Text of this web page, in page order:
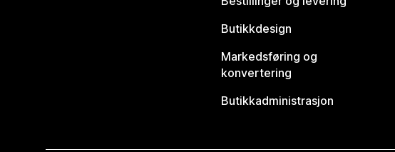
Butikkdesign
Markedsføring og
konvertering
Butikkadministrasjon